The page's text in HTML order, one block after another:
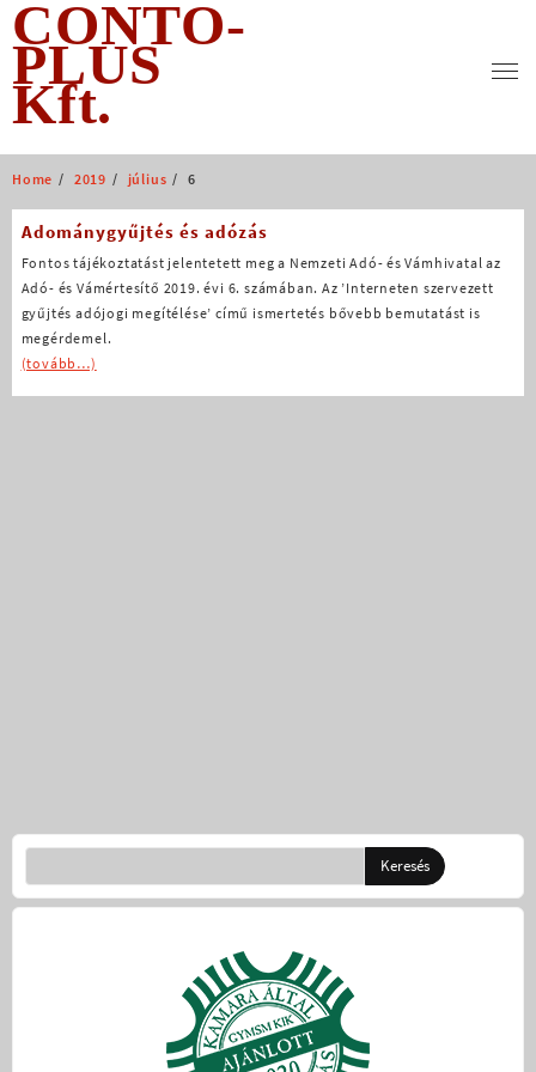
Skip
content
CONTO-
PLUS
Kft.
Home 2019 július 6
Adománygyűjtés és adózás
Fontos tájékoztatást jelentetett meg a Nemzeti Adó- és Vámhivatal az
Adó- és Vámértesítő 2019. évi 6. számában. Az ’Interneten szervezett
gyűjtés adójogi megítélése’ című ismertetés bővebb bemutatást is
megérdemel.
(tovább…)